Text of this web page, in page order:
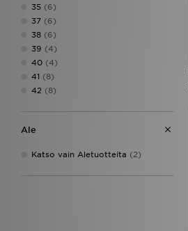
McKenzie
Mizuno
MONTIREX
Napapijri
New Balance
New Era
Nike(269)
Pink Soda Sport
PUMA
(22)
Reebok(30)
35 (6)
37 (6)
38 (6)
39 (4)
40 (4)
41 (8)
42 (8)
Ale
Katso vain Aletuotteita (2)